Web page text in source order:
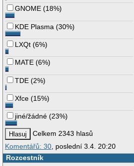
GNOME (18%)
KDE Plasma (30%)
LXQt (6%)
MATE (6%)
TDE (2%)
Xfce (15%)
jiné/žádné (23%)
Celkem 2343 hlasů
Komentářů: 30 , poslední 3.4. 20:20
Rozcestník